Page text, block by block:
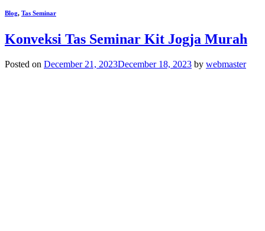
Blog, Tas Seminar
Konveksi Tas Seminar Kit Jogja Murah
Posted on December 21, 2023December 18, 2023 by webmaster